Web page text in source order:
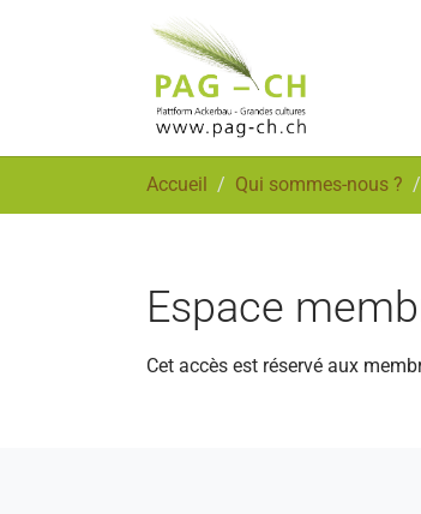
Accueil Qui sommes-nous ?
Espace
Cet accès est réservé aux